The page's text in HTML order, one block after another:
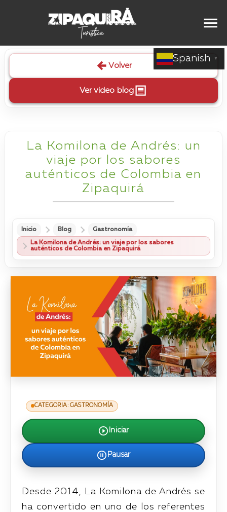
Spanish ▼
Volver
Ver video blog
La Komilona de Andrés: un
viaje por los sabores
auténticos de Colombia en
Zipaquirá
Inicio Blog Gastronomía
La Komilona de Andrés: un viaje por los sabores
auténticos de Colombia en Zipaquirá
CATEGORIA: GASTRONOMÍA
Iniciar
Pausar
Desde 2014, La Komilona de Andrés se
ha convertido en uno de los referentes